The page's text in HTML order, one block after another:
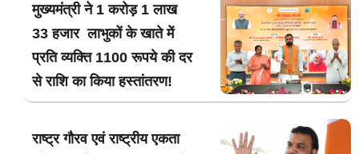
मुख्यमंत्री ने 1 करोड़ 1 लाख
33 हजार लाभुकों के खाते में
प्रति व्यक्ति 1100 रूपये की दर
से राशि का किया हस्तांतरण!
राष्ट्र गौरव एवं राष्ट्रीय एकता